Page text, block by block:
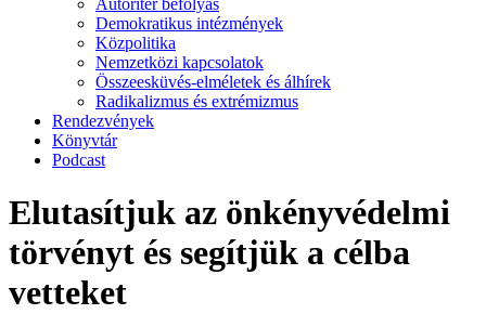
Autoriter befolyás
Demokratikus intézmények
Közpolitika
Nemzetközi kapcsolatok
Összeesküvés-elméletek és álhírek
Radikalizmus és extrémizmus
Rendezvények
Könyvtár
Podcast
Elutasítjuk az önkényvédelmi
törvényt és segítjük a célba
vetteket